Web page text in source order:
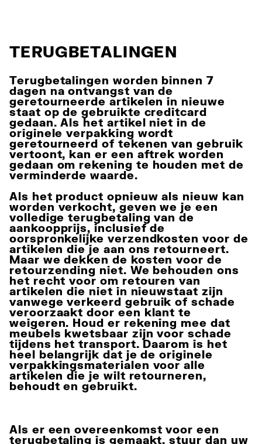
TERUGBETALINGEN
Terugbetalingen worden binnen 7
dagen na ontvangst van de
geretourneerde artikelen in nieuwe
staat op de gebruikte creditcard
gedaan. Als het artikel niet in de
originele verpakking wordt
geretourneerd of tekenen van gebruik
vertoont, kan er een aftrek worden
gedaan om rekening te houden met de
verminderde waarde.
Als het product opnieuw als nieuw kan
worden verkocht, geven we je een
volledige terugbetaling van de
aankoopprijs, inclusief de
oorspronkelijke verzendkosten voor de
artikelen die je aan ons retourneert.
Maar we dekken de kosten voor de
retourzending niet. We behouden ons
het recht voor om retouren van
artikelen die niet in nieuwstaat zijn
vanwege verkeerd gebruik of schade
veroorzaakt door een klant te
weigeren. Houd er rekening mee dat
meubels kwetsbaar zijn voor schade
tijdens het transport. Daarom is het
heel belangrijk dat je de originele
verpakkingsmaterialen voor alle
artikelen die je wilt retourneren,
behoudt en gebruikt.
Als er een overeenkomst voor een
terugbetaling is gemaakt, stuur dan uw